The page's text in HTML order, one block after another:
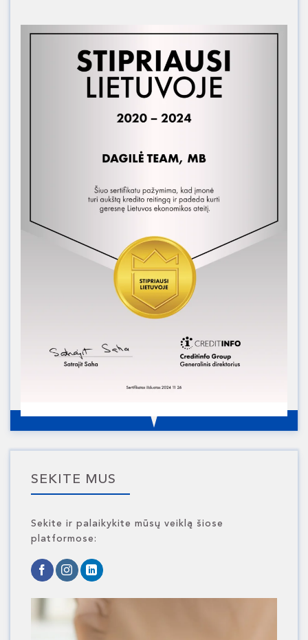
SEKITE MUS
Sekite ir palaikykite mūsų veiklą šiose
platformose: